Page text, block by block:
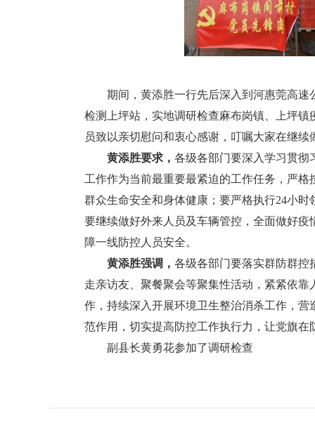
期间，黄添胜一行先后深入到河惠莞高
检测上坪站，实地调研检查麻布岗镇、上坪
员致以亲切慰问和衷心感谢，叮嘱大家在继
黄添胜要求， 各级各部门要深入学习贯彻
工作作为当前最重要最紧迫的工作任务，严
群众生命安全和身体健康；要严格执行24小
要继续做好外来人员及车辆管控，全面做好
障一线防控人员安全。
黄添胜强调， 各级各部门要落实群防群控
走亲访友、聚餐聚会等聚集性活动，紧紧依
作，持续深入开展环境卫生整治消杀工作，
范作用，切实提高防控工作执行力，让党旗在
副县长黄勇花参加了调研检查